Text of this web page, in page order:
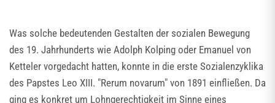
Was solche bedeutenden Gestalten der sozialen Bewegung
des 19. Jahrhunderts wie Adolph Kolping oder Emanuel von
Ketteler vorgedacht hatten, konnte in die erste Sozialenzyklika
des Papstes Leo XIII. "Rerum novarum" von 1891 einfließen. Da
ging es konkret um Lohngerechtigkeit im Sinne eines